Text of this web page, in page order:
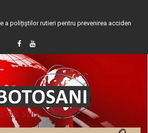
rutieri pentru prevenirea accidentelor produse pe